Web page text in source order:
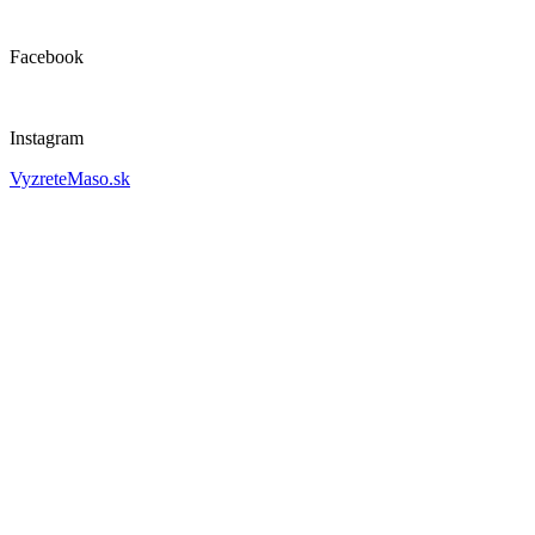
Facebook
Instagram
VyzreteMaso.sk